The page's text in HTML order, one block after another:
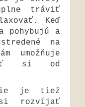
tráviť
Keď
pohybujú a
na
umožňuje
si od
je tiež
si rozvíjať